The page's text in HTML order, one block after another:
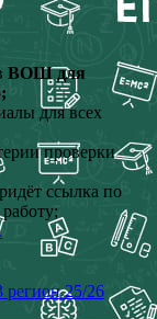
ВОШ для
для всех
проверки
ссылка по
25/26